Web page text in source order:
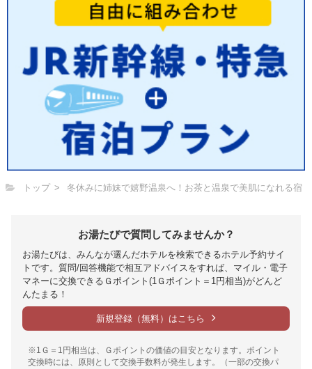
トップ 冬休みに姉妹で嬉野温泉へ！お茶と温泉で美肌になれる宿
お湯たびで質問してみませんか？
お湯たびは、みんなが選んだホテルを検索できるホテル予約サイ
トです。質問/回答機能で相互アドバイスをすれば、マイル・電子
マネーに交換できるＧポイント(1Ｇポイント＝1円相当)がどんど
んたまる！
新規登録（無料）はこちら
※1Ｇ＝1円相当は、Ｇポイントの価値の目安となります。ポイント
交換時には、原則として交換手数料が発生します。（一部の交換パ